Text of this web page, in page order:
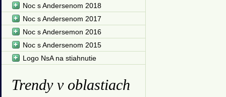
Noc s Andersenom 2018
Noc s Andersenom 2017
Noc s Andersemon 2016
Noc s Andersenom 2015
Logo NsA na stiahnutie
Trendy v oblastiach